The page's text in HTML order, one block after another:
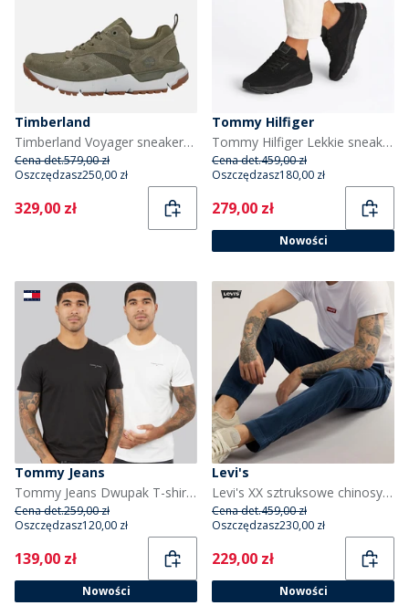
Timberland
Timberland Voyager sneakersy dla niego kolor Dark Green Mesh
Cena det.579,00 zł
Oszczędzasz250,00 zł
Current
329,00 zł
Tommy Hilfiger
Tommy Hilfiger Lekkie sneakersy dla niego kolor Black
Cena det.459,00 zł
Oszczędzasz180,00 zł
Current
279,00 zł
Nowości
Tommy Jeans
Tommy Jeans Dwupak T-shirtów z liniowym wzorem dla niego kolor Ecru/Czarny
Cena det.259,00 zł
Oszczędzasz120,00 zł
Current
139,00 zł
Nowości
Levi's
Levi's XX sztruksowe chinosy dla niego kolor Zodiac Blue
Cena det.459,00 zł
Oszczędzasz230,00 zł
Current
229,00 zł
Nowości